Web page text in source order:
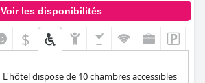
Voir les disponibilités
$
L'hôtel dispose de 10 chambres accessibles